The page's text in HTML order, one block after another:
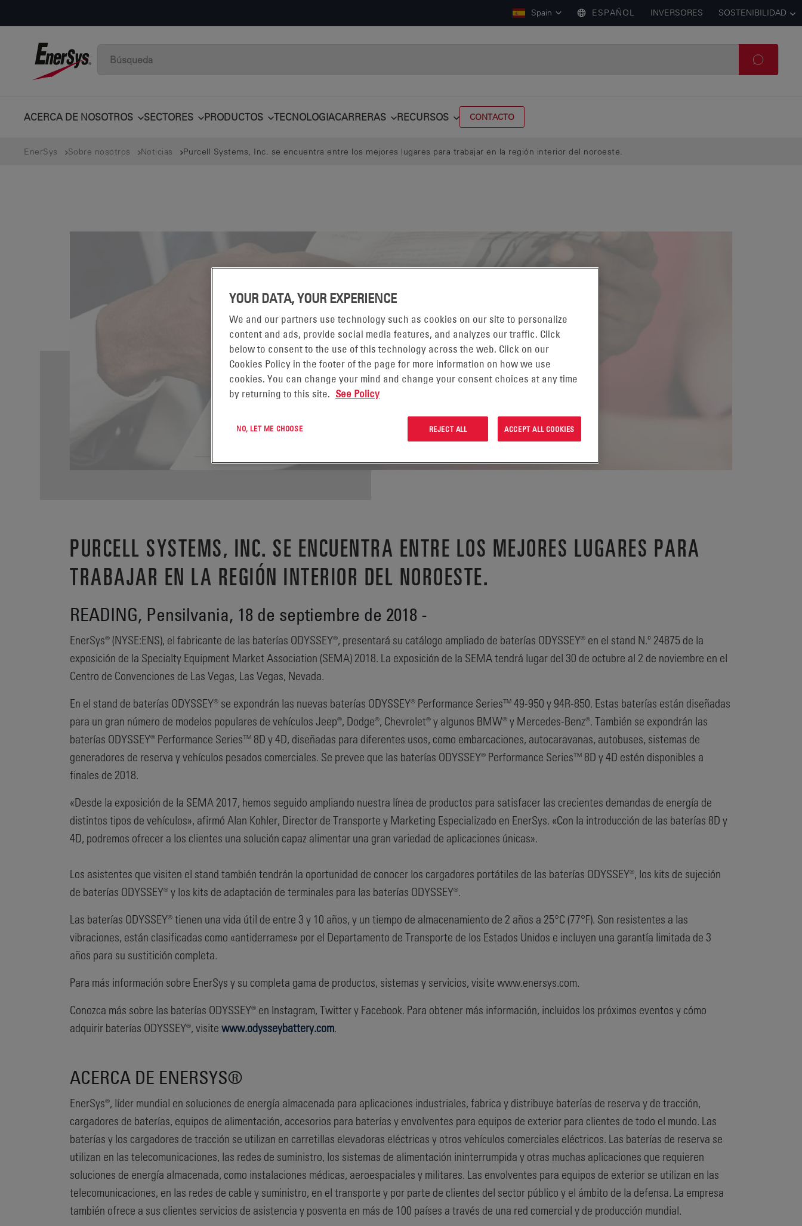
Spain ESPAÑOL INVERSORES SOSTENIBILIDAD
ACERCA DE NOSOTROS SECTORES PRODUCTOS TECNOLOGIACARRERAS RECURSOS CONTACTO
EnerSys Sobre nosotros Noticias Purcell Systems, Inc. se encuentra entre los mejores lugares para trabajar en la región interior del noroeste.
PURCELL SYSTEMS, INC. SE ENCUENTRA ENTRE LOS MEJORES LUGARES PARA
TRABAJAR EN LA REGIÓN INTERIOR DEL NOROESTE.
READING, Pensilvania, 18 de septiembre de 2018 -
EnerSys® (NYSE:ENS), el fabricante de las baterías ODYSSEY®, presentará su catálogo ampliado de baterías ODYSSEY® en el stand N.º 24875 de la
exposición de la Specialty Equipment Market Association (SEMA) 2018. La exposición de la SEMA tendrá lugar del 30 de octubre al 2 de noviembre en el
Centro de Convenciones de Las Vegas, Las Vegas, Nevada.
En el stand de baterías ODYSSEY® se expondrán las nuevas baterías ODYSSEY® Performance Series™ 49-950 y 94R-850. Estas baterías están diseñadas
para un gran número de modelos populares de vehículos Jeep®, Dodge®, Chevrolet® y algunos BMW® y Mercedes-Benz®. También se expondrán las
baterías ODYSSEY® Performance Series™ 8D y 4D, diseñadas para diferentes usos, como embarcaciones, autocaravanas, autobuses, sistemas de
generadores de reserva y vehículos pesados comerciales. Se prevee que las baterías ODYSSEY® Performance Series™ 8D y 4D estén disponibles a
finales de 2018.
«Desde la exposición de la SEMA 2017, hemos seguido ampliando nuestra línea de productos para satisfacer las crecientes demandas de energía de
distintos tipos de vehículos», afirmó Alan Kohler, Director de Transporte y Marketing Especializado en EnerSys. «Con la introducción de las baterías 8D y
4D, podremos ofrecer a los clientes una solución capaz alimentar una gran variedad de aplicaciones únicas».
Los asistentes que visiten el stand también tendrán la oportunidad de conocer los cargadores portátiles de las baterías ODYSSEY®, los kits de sujeción
de baterías ODYSSEY® y los kits de adaptación de terminales para las baterías ODYSSEY®.
Las baterías ODYSSEY® tienen una vida útil de entre 3 y 10 años, y un tiempo de almacenamiento de 2 años a 25°C (77°F). Son resistentes a las
vibraciones, están clasificadas como «antiderrames» por el Departamento de Transporte de los Estados Unidos e incluyen una garantía limitada de 3
años para su sustitición completa.
Para más información sobre EnerSys y su completa gama de productos, sistemas y servicios, visite www.enersys.com.
Conozca más sobre las baterías ODYSSEY® en Instagram, Twitter y Facebook. Para obtener más información, incluidos los próximos eventos y cómo
adquirir baterías ODYSSEY®, visite www.odysseybattery.com.
ACERCA DE ENERSYS®
EnerSys®, líder mundial en soluciones de energía almacenada para aplicaciones industriales, fabrica y distribuye baterías de reserva y de tracción,
cargadores de baterías, equipos de alimentación, accesorios para baterías y envolventes para equipos de exterior para clientes de todo el mundo. Las
baterías y los cargadores de tracción se utilizan en carretillas elevadoras eléctricas y otros vehículos comerciales eléctricos. Las baterías de reserva se
utilizan en las telecomunicaciones, las redes de suministro, los sistemas de alimentación ininterrumpida y otras muchas aplicaciones que requieren
soluciones de energía almacenada, como instalaciones médicas, aeroespaciales y militares. Las envolventes para equipos de exterior se utilizan en las
telecomunicaciones, en las redes de cable y suministro, en el transporte y por parte de clientes del sector público y el ámbito de la defensa. La empresa
también ofrece a sus clientes servicios de asistencia y posventa en más de 100 países a través de una red comercial y de producción mundial.
YOUR DATA, YOUR EXPERIENCE
We and our partners use technology such as cookies on our site to personalize
content and ads, provide social media features, and analyzes our traffic. Click
below to consent to the use of this technology across the web. Click on our
Cookies Policy in the footer of the page for more information on how we use
cookies. You can change your mind and change your consent choices at any time
by returning to this site. See Policy
NO, LET ME CHOOSE REJECT ALL ACCEPT ALL COOKIES